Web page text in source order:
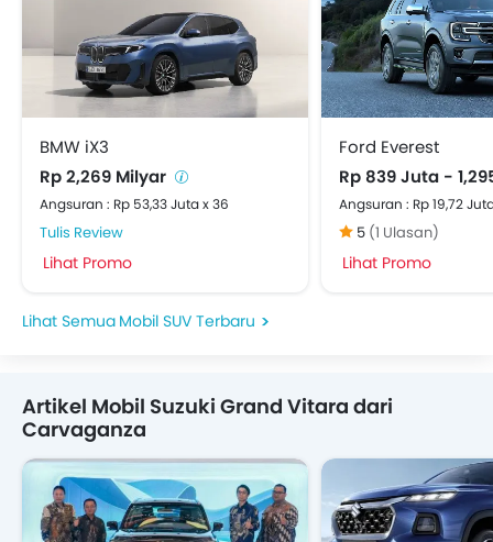
BMW iX3
Rp 2,269 Milyar
Angsuran : Rp 53,33 Juta x 36
Tulis Review
Lihat Promo
Ford Everest
Rp 839 Juta -
Angsuran : Rp 19,72
5 (1 Ulasan)
Lihat Promo
Mobil SUV Terbaru
Artikel Mobil Suzuki Grand Vitara dari
Carvaganza